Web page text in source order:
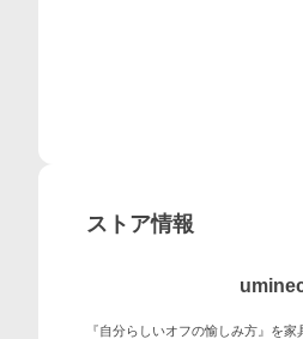
ストア情報
『自分らしいオフの愉しみ方』を